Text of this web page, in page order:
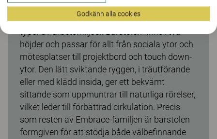
karaktäristiska, omfamnande ryggen skapar
den en varm och harmonisk känsla i olika
typer av arbetsmiljöer. Barstolen finns i två
höjder och passar för allt från sociala ytor och
mötesplatser till projektbord och touch down-
ytor. Den lätt sviktande ryggen, i träutförande
eller med klädd insida, ger ett bekvämt
sittande som uppmuntrar till naturliga rörelser,
vilket leder till förbättrad cirkulation. Precis
som resten av Embrace-familjen är barstolen
formgiven för att stödja både välbefinnande
Godkänn alla cookies